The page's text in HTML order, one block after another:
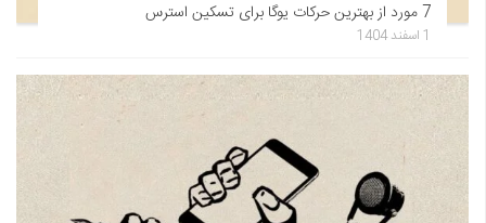
7 مورد از بهترین حرکات یوگا برای تسکین استرس
1 اسفند 1404